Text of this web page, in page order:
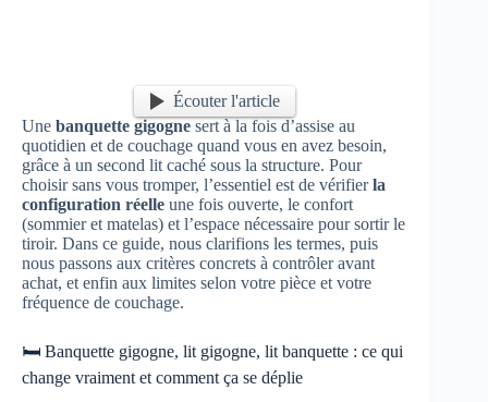
Écouter l'article
Une banquette gigogne sert à la fois d’assise au
quotidien et de couchage quand vous en avez besoin,
grâce à un second lit caché sous la structure. Pour
choisir sans vous tromper, l’essentiel est de vérifierla
configuration réelle une fois ouverte, le confort
(sommier et matelas) et l’espace nécessaire pour sortir le
tiroir. Dans ce guide, nous clarifions les termes, puis
nous passons aux critères concrets à contrôler avant
achat, et enfin aux limites selon votre pièce et votre
fréquence de couchage.
🛏️ Banquette gigogne, lit gigogne, lit banquette : ce qui
change vraiment et comment ça se déplie